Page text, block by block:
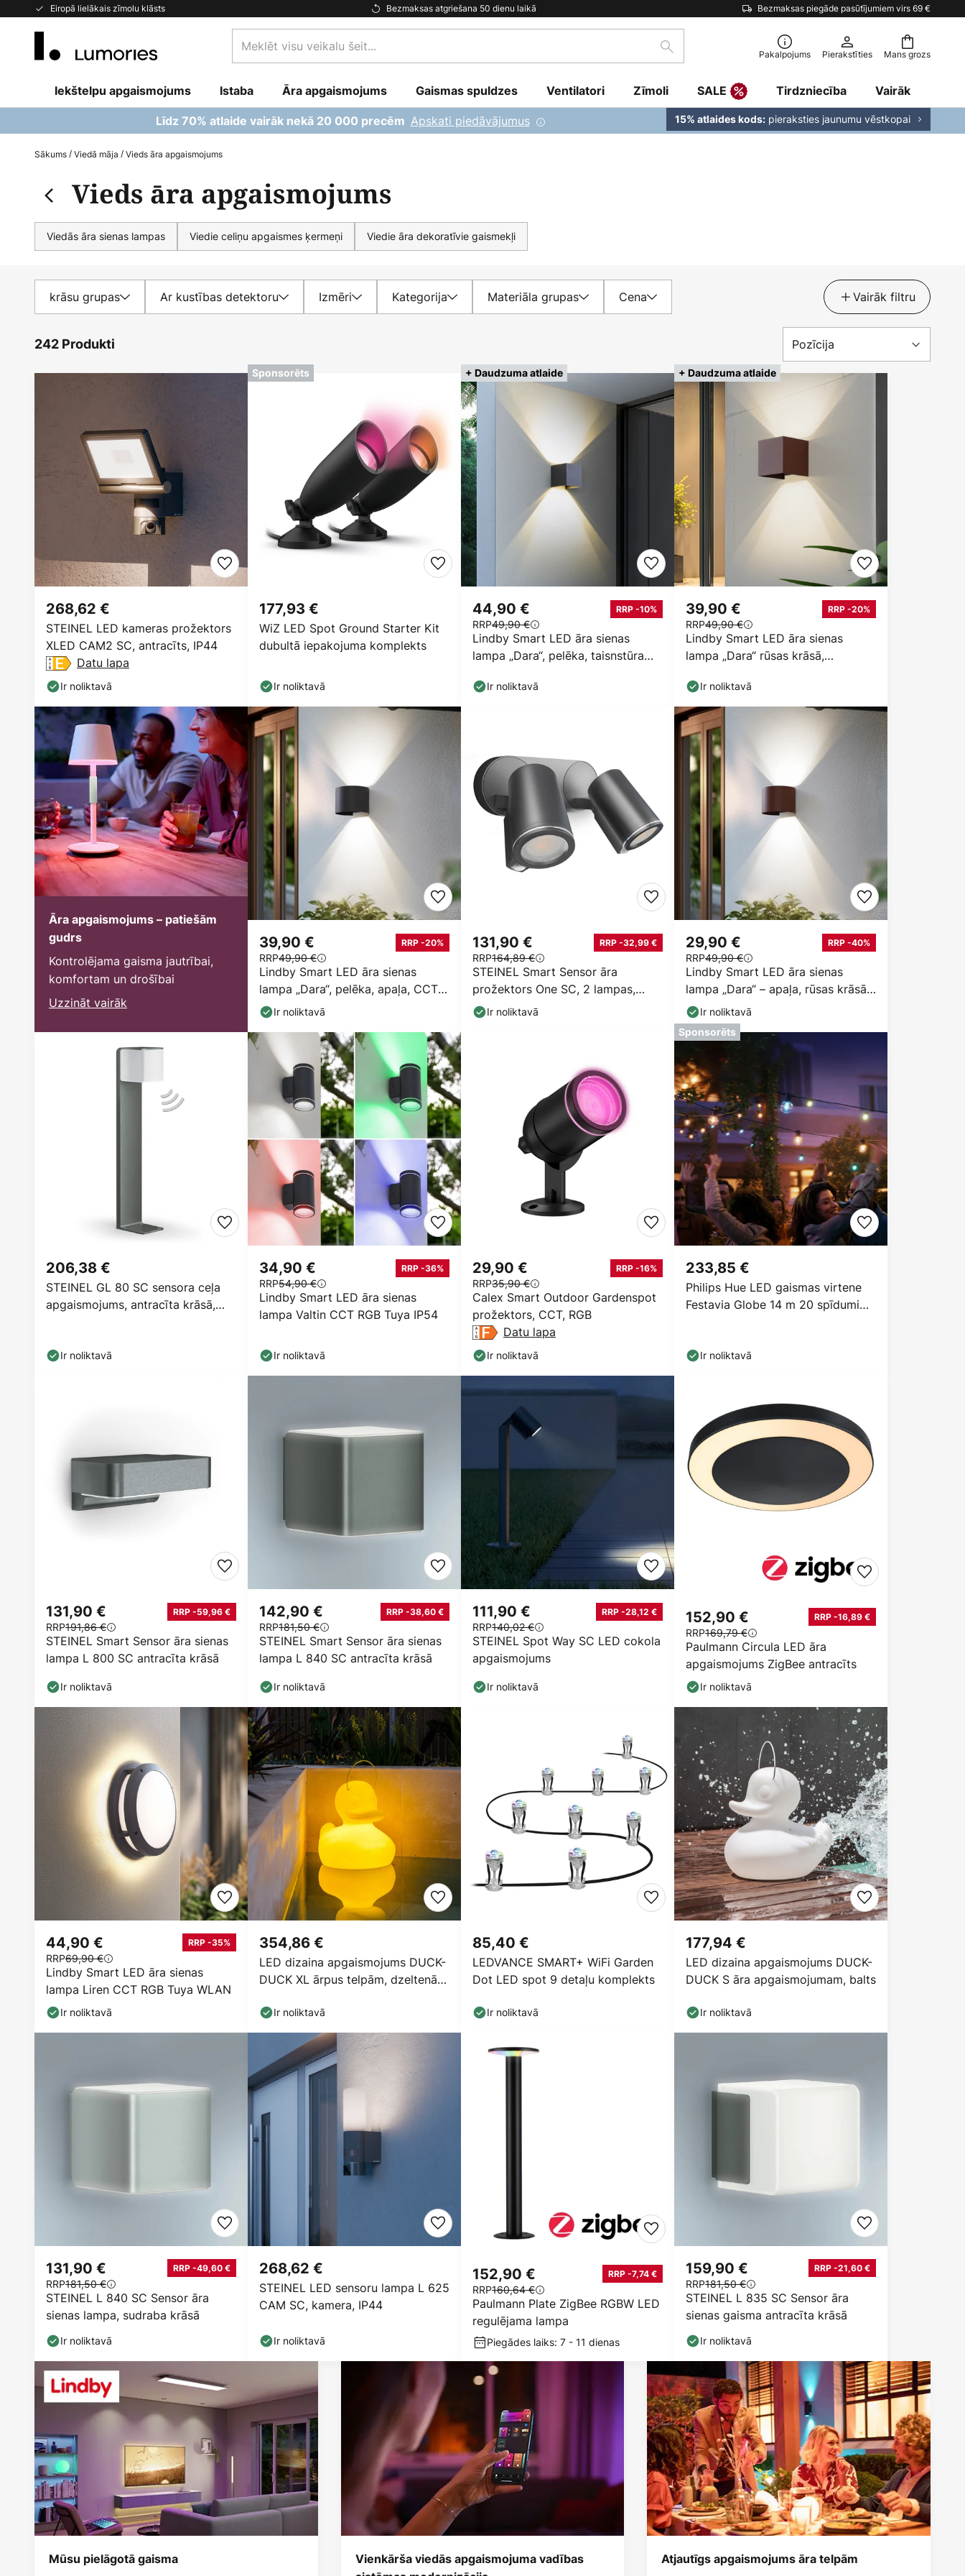
Eiropā lielākais zīmolu klāsts Bezmaksas atgriešana 50 dienu laikā Bezmaksas piegāde pasūtījumiem virs 69 €
Skip
Mans grozs
visu
šeit...
Meklēšana Pakalpojums Pierakstīties
Iekštelpu apgaismojums Istaba Āra apgaismojums Gaismas spuldzes Ventilatori Zīmoli SALE Tirdzniecība Vairāk
Līdz 70% atlaide vairāk nekā 20 000 precēm Apskati piedāvājumus 15% atlaides kods: pieraksties jaunumu vēstkopai
Sākums Viedā māja Vieds āra apgaismojums
Vieds āra apgaismojums
Viedās āra sienas lampas Viedie celiņu apgaismes ķermeņi Viedie āra dekoratīvie gaismekļi
krāsu grupas Ar kustības detektoru Izmēri Kategorija Materiāla grupas Cena Vairāk filtru
242 Produkti
STEINEL LED kameras prožektors
XLED CAM2 SC, antracīts, IP44
268,62 €
Datu lapa
Ir noliktavā
Sponsorēts
WiZ LED Spot Ground Starter Kit
dubultā iepakojuma komplekts
177,93 €
Ir noliktavā
+ Daudzuma atlaide
Lindby Smart LED āra sienas
lampa „Dara“, pelēka, taisnstūra
44,90 € RRP -10%
RRP49,90 €
Ir noliktavā
+ Daudzuma atlaide
Lindby Smart LED āra sienas
lampa „Dara“ rūsas krāsā,
39,90 € RRP -20%
RRP49,90 €
Ir noliktavā
Āra apgaismojums – patiešām
gudrs
Kontrolējama gaisma jautrībai,
komfortam un drošībai
Uzzināt vairāk
Lindby Smart LED āra sienas
lampa „Dara“, pelēka, apaļa, CCT
RGB, Tuya
39,90 € RRP -20%
RRP49,90 €
Ir noliktavā
STEINEL Smart Sensor āra
prožektors One SC, 2 lampas,
antracīta krāsā, IP44
131,90 € RRP -32,99 €
RRP164,89 €
Ir noliktavā
Lindby Smart LED āra sienas
lampa „Dara“ – apaļa, rūsas krāsā,
CCT RGB, Tuya
29,90 € RRP -40%
RRP49,90 €
Ir noliktavā
STEINEL GL 80 SC sensora ceļa
apgaismojums, antracīta krāsā,
206,38 €
Ir noliktavā
Lindby Smart LED āra sienas
lampa Valtin CCT RGB Tuya IP54
34,90 € RRP -36%
RRP54,90 €
Ir noliktavā
Calex Smart Outdoor Gardenspot
prožektors, CCT, RGB
29,90 € RRP -16%
RRP35,90 €
Datu lapa
Ir noliktavā
Sponsorēts
Philips Hue LED gaismas virtene
Festavia Globe 14 m 20 spīdumi
233,85 €
Ir noliktavā
STEINEL Smart Sensor āra sienas
lampa L 800 SC antracīta krāsā
131,90 € RRP -59,96 €
RRP191,86 €
Ir noliktavā
STEINEL Smart Sensor āra sienas
lampa L 840 SC antracīta krāsā
142,90 € RRP -38,60 €
RRP181,50 €
Ir noliktavā
STEINEL Spot Way SC LED cokola
apgaismojums
111,90 € RRP -28,12 €
RRP140,02 €
Ir noliktavā
Paulmann Circula LED āra
apgaismojums ZigBee antracīts
152,90 € RRP -16,89 €
RRP169,79 €
Ir noliktavā
Lindby Smart LED āra sienas
lampa Liren CCT RGB Tuya WLAN
44,90 € RRP -35%
RRP69,90 €
Ir noliktavā
LED dizaina apgaismojums DUCK-
DUCK XL ārpus telpām, dzeltenā
354,86 €
Ir noliktavā
LEDVANCE SMART+ WiFi Garden
Dot LED spot 9 detaļu komplekts
85,40 €
Ir noliktavā
LED dizaina apgaismojums DUCK-
DUCK S āra apgaismojumam, balts
177,94 €
Ir noliktavā
STEINEL L 840 SC Sensor āra
sienas lampa, sudraba krāsā
131,90 € RRP -49,60 €
RRP181,50 €
Ir noliktavā
STEINEL LED sensoru lampa L 625
CAM SC, kamera, IP44
268,62 €
Ir noliktavā
Paulmann Plate ZigBee RGBW LED
regulējama lampa
152,90 € RRP -7,74 €
RRP160,64 €
Piegādes laiks: 7 - 11 dienas
STEINEL L 835 SC Sensor āra
sienas gaisma antracīta krāsā
159,90 € RRP -21,60 €
RRP181,50 €
Ir noliktavā
Mūsu pielāgotā gaisma
Vienkārša viedās apgaismojuma vadības
Atjautīgs apgaismojums āra telpām